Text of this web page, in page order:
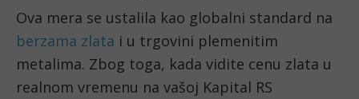
Ova mera se ustalila kao globalni standard na
berzama zlata i u trgovini plemenitim
metalima. Zbog toga, kada vidite cenu zlata u
realnom vremenu na vašoj Kapital RS